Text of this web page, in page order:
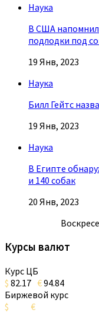
Наука
В США
подлодки под
19 Янв, 2023
Наука
Билл Гейтс
19 Янв, 2023
Наука
В Египте
и 140 собак
20 Янв, 2023
Курсы валют
Курс ЦБ
$ 82.17 €94.84
Биржевой курс
$
€